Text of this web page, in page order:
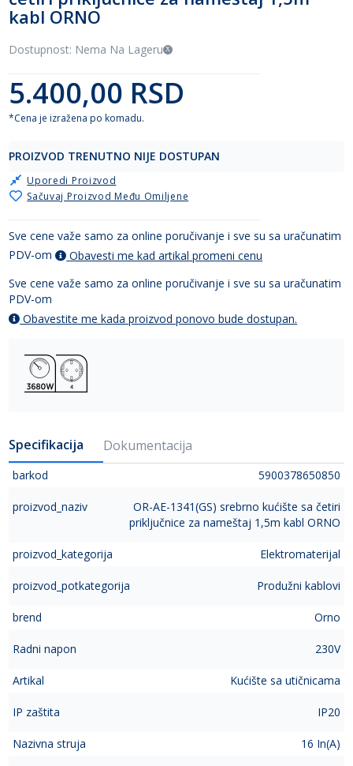
of
the
images
gallery
kabl ORNO
Dostupnost: Nema Na Lageru
5.400,00 RSD
*Cena je izražena po komadu.
PROIZVOD TRENUTNO NIJE DOSTUPAN
Sačuvaj Proizvod Među Omiljene
Uporedi Proizvod
Sve cene važe samo za online poručivanje i sve su sa uračunatim
PDV-om
Obavesti me kad artikal promeni cenu
Sve cene važe samo za online poručivanje i sve su sa uračunatim
PDV-om
Obavestite me kada proizvod ponovo bude dostupan.
Specifikacija Dokumentacija
barkod 5900378650850
proizvod_naziv
OR-AE-1341(GS) srebrno kućište sa četiri
priključnice za nameštaj 1,5m kabl ORNO
proizvod_kategorija Elektromaterijal
proizvod_potkategorija Produžni kablovi
brend Orno
Radni napon 230V
Artikal Kućište sa utičnicama
IP zaštita IP20
Nazivna struja 16 In(A)